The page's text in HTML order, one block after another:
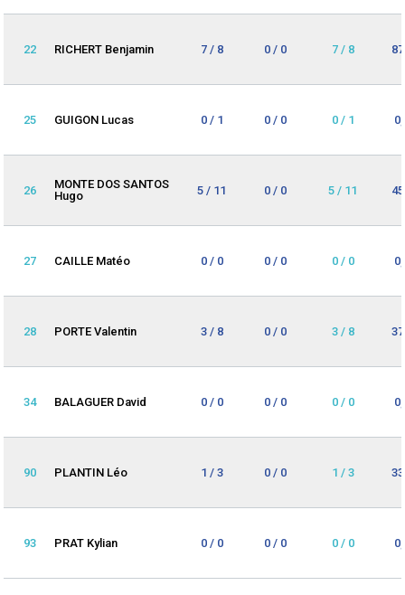
22 RICHERT Benjamin 7 / 8 0 / 0 7 / 8
25 GUIGON Lucas 0 / 1 0 / 0 0 / 1
26
MONTE DOS SANTOS
Hugo
5 / 11 0 / 0 5 / 11
27 CAILLE Matéo 0 / 0 0 / 0 0 / 0
28 PORTE Valentin 3 / 8 0 / 0 3 / 8
34 BALAGUER David 0 / 0 0 / 0 0 / 0
90 PLANTIN Léo 1 / 3 0 / 0 1 / 3
93 PRAT Kylian 0 / 0 0 / 0 0 / 0